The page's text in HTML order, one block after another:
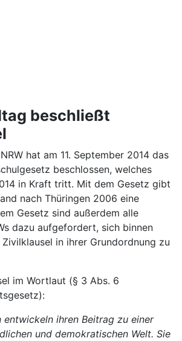
beschließt
hat am 11. September 2014 das
beschlossen, welches
in Kraft tritt. Mit dem Gesetz gibt
nach Thüringen 2006 eine
Gesetz sind außerdem alle
dazu aufgefordert, sich binnen
in ihrer Grundordnung zu
im Wortlaut (§ 3 Abs. 6
entwickeln ihren Beitrag zu einer
und demokratischen Welt. Sie